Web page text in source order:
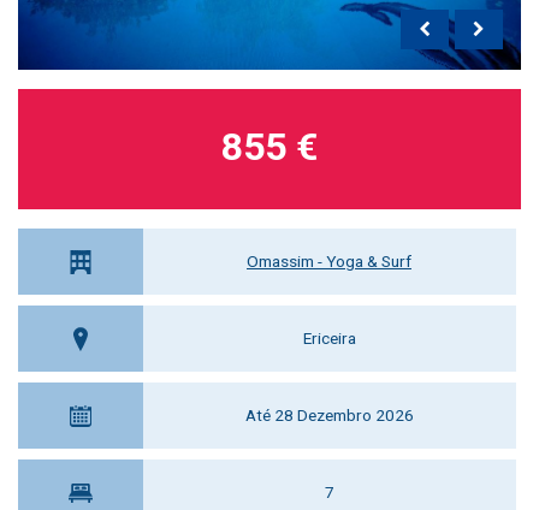
Omassim - Yoga & Surf
Ericeira
Até 28 Dezembro 2026
7
855 €